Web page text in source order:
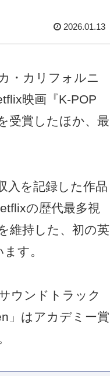
2026.01.13
・カリフォルニ
映画『K-POP
受賞したほか、最
入を記録した作品
の歴代最多視
維持した、初の英
す。
ウンドトラック
」はアカデミー賞